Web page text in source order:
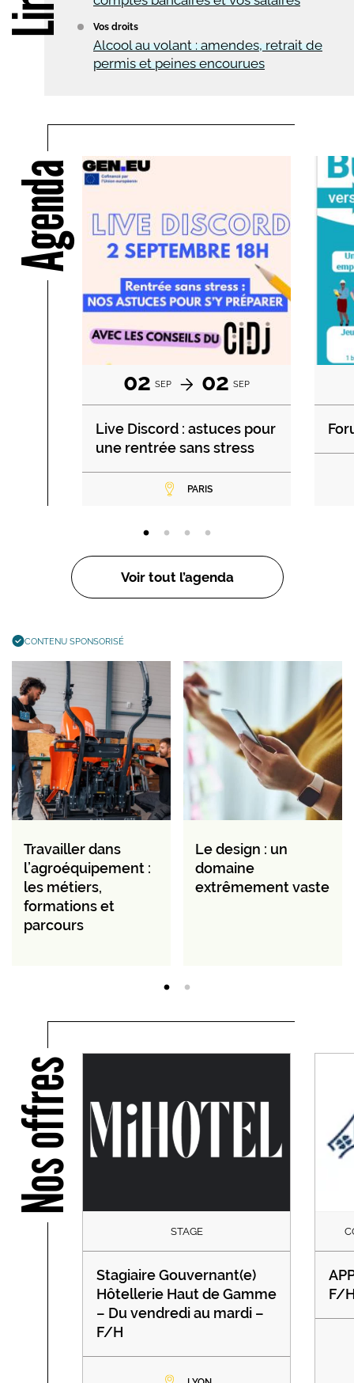
Vos droits
Alcool au volant : amendes, retrait de
permis et peines encourues
Agenda
02 SEP 02 SEP
Live Discord : astuces pour
une rentrée sans stress
PARIS
Voir tout l’agenda
CONTENU SPONSORISÉ
Travailler dans
l’agroéquipement :
les métiers,
formations et
parcours
Le design : un
domaine
extrêmement vaste
Nos offres
STAGE
Stagiaire Gouvernant(e)
Hôtellerie Haut de Gamme
– Du vendredi au mardi –
F/H
F/